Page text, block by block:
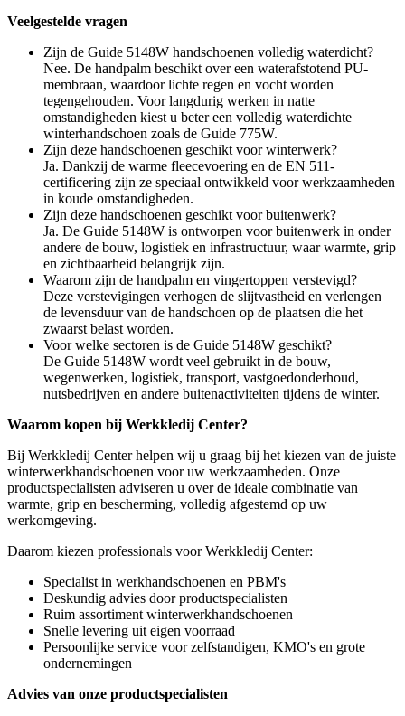
Veelgestelde vragen
Zijn de Guide 5148W handschoenen volledig waterdicht?
Nee. De handpalm beschikt over een waterafstotend PU-
membraan, waardoor lichte regen en vocht worden
tegengehouden. Voor langdurig werken in natte
omstandigheden kiest u beter een volledig waterdichte
winterhandschoen zoals de Guide 775W.
Zijn deze handschoenen geschikt voor winterwerk?
Ja. Dankzij de warme fleecevoering en de EN 511-
certificering zijn ze speciaal ontwikkeld voor werkzaamheden
in koude omstandigheden.
Zijn deze handschoenen geschikt voor buitenwerk?
Ja. De Guide 5148W is ontworpen voor buitenwerk in onder
andere de bouw, logistiek en infrastructuur, waar warmte, grip
en zichtbaarheid belangrijk zijn.
Waarom zijn de handpalm en vingertoppen verstevigd?
Deze verstevigingen verhogen de slijtvastheid en verlengen
de levensduur van de handschoen op de plaatsen die het
zwaarst belast worden.
Voor welke sectoren is de Guide 5148W geschikt?
De Guide 5148W wordt veel gebruikt in de bouw,
wegenwerken, logistiek, transport, vastgoedonderhoud,
nutsbedrijven en andere buitenactiviteiten tijdens de winter.
Waarom kopen bij Werkkledij Center?
Bij Werkkledij Center helpen wij u graag bij het kiezen van de juiste
winterwerkhandschoenen voor uw werkzaamheden. Onze
productspecialisten adviseren u over de ideale combinatie van
warmte, grip en bescherming, volledig afgestemd op uw
werkomgeving.
Daarom kiezen professionals voor Werkkledij Center:
Specialist in werkhandschoenen en PBM's
Deskundig advies door productspecialisten
Ruim assortiment winterwerkhandschoenen
Snelle levering uit eigen voorraad
Persoonlijke service voor zelfstandigen, KMO's en grote
ondernemingen
Advies van onze productspecialisten